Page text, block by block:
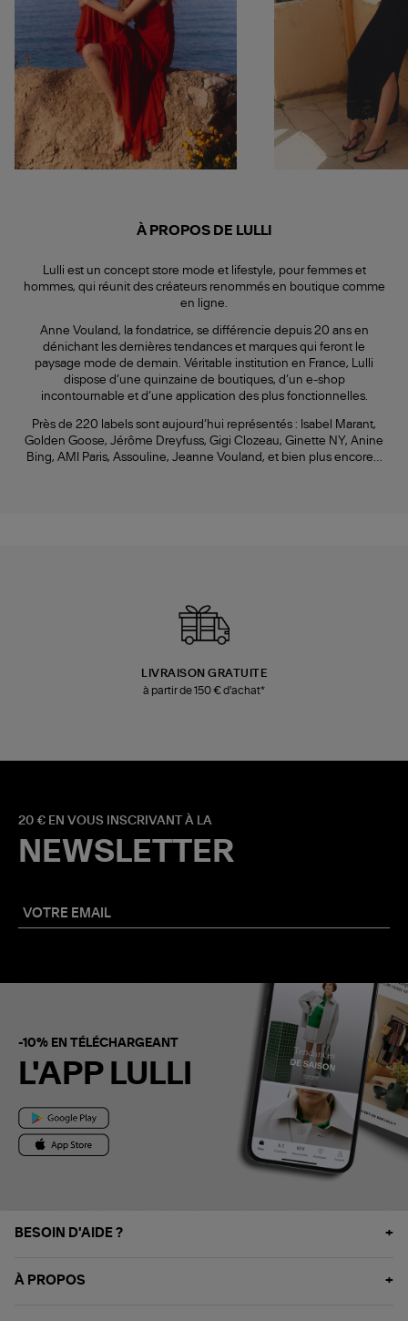
À PROPOS DE LULLI
Lulli est un concept store mode et lifestyle, pour femmes et
hommes, qui réunit des créateurs renommés en boutique comme
en ligne.
Anne Vouland, la fondatrice, se différencie depuis 20 ans en
dénichant les dernières tendances et marques qui feront le
paysage mode de demain. Véritable institution en France, Lulli
dispose d’une quinzaine de boutiques, d’un e-shop
incontournable et d’une application des plus fonctionnelles.
Près de 220 labels sont aujourd’hui représentés : Isabel Marant,
Golden Goose, Jérôme Dreyfuss, Gigi Clozeau, Ginette NY, Anine
Bing, AMI Paris, Assouline, Jeanne Vouland, et bien plus encore…
LIVRAISON GRATUITE
à partir de 150 € d'achat*
20 € EN VOUS INSCRIVANT À LA
NEWSLETTER
-10% EN TÉLÉCHARGEANT
L'APP LULLI
BESOIN D'AIDE ?
À PROPOS